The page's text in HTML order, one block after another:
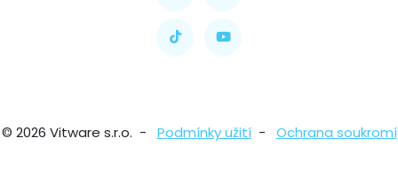
© 2026 Vitware s.r.o. - Podmínky užití- Ochrana soukromí